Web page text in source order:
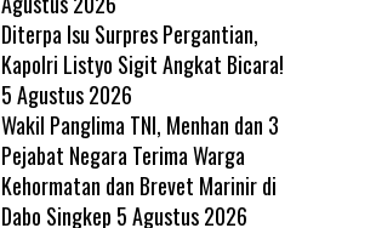
Diterpa Isu Surpres Pergantian,
Kapolri Listyo Sigit Angkat Bicara!
5 Agustus 2026
Wakil Panglima TNI, Menhan dan 3
Pejabat Negara Terima Warga
Kehormatan dan Brevet Marinir di
Dabo Singkep 5 Agustus 2026